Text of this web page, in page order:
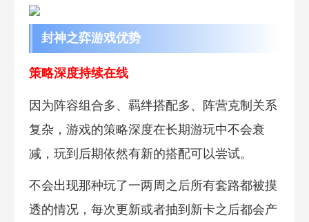
封神之弈游戏优势
策略深度持续在线
因为阵容组合多、羁绊搭配多、阵营克制关系
复杂，游戏的策略深度在长期游玩中不会衰
减，玩到后期依然有新的搭配可以尝试。
不会出现那种玩了一两周之后所有套路都被摸
透的情况，每次更新或者抽到新卡之后都会产